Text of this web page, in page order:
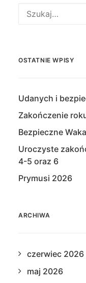
OSTATNIE WPISY
Udanych i
Zakończenie
Bezpieczne
Uroczyste
4-5 oraz 6
Prymusi 2026
ARCHIWA
czerwiec 2026
maj 2026